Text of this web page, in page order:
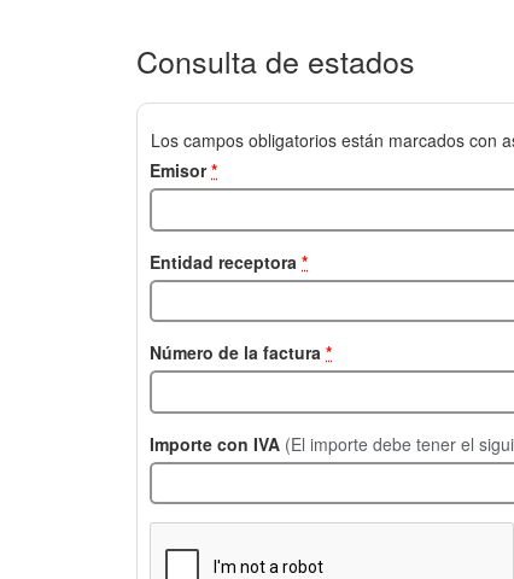
Consulta de estados
Los campos obligatorios están marcados con
Emisor*
Entidad receptora *
Número de la factura *
Importe con IVA (El importe debe tener el